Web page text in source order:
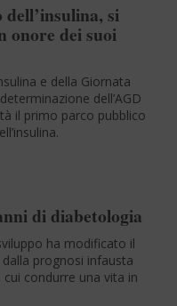
si
onore dei suoi
e della Giornata
dell’AGD
il primo parco pubblico
di diabetologia
ha modificato il
prognosi infausta
condurre una vita in